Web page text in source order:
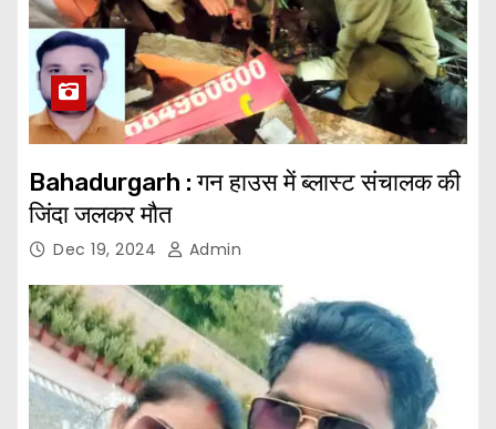
Bahadurgarh : गन हाउस में ब्लास्ट संचालक की
जिंदा जलकर मौत
Dec 19, 2024 Admin